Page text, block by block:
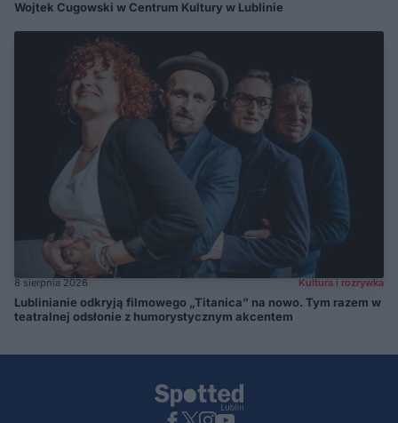
Wojtek Cugowski w Centrum Kultury w Lublinie
8 sierpnia 2026 Kultura i rozrywka
Lublinianie odkryją filmowego „Titanica” na nowo. Tym razem w
teatralnej odsłonie z humorystycznym akcentem